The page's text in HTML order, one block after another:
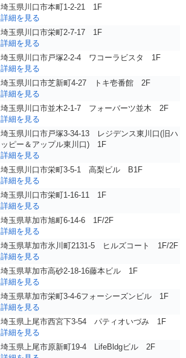
埼玉県川口市本町1-2-21 1F
詳細を見る
埼玉県川口市栄町2-7-17 1F
詳細を見る
埼玉県川口市戸塚2-2-4 ワコーラビスタ 1F
詳細を見る
埼玉県川口市芝新町4-27 トキ壱番館 2F
詳細を見る
埼玉県川口市並木2-1-7 フォーバーツ並木 2F
詳細を見る
埼玉県川口市戸塚3-34-13 レジデンス東川口(旧ハ
ッピー＆アップル東川口) 1F
詳細を見る
埼玉県川口市栄町3-5-1 高梨ビル B1F
詳細を見る
埼玉県川口市栄町1-16-11 1F
詳細を見る
埼玉県草加市旭町6-14-6 1F/2F
詳細を見る
埼玉県草加市氷川町2131-5 ヒルズコート 1F/2F
詳細を見る
埼玉県草加市高砂2-18-16藤本ビル 1F
詳細を見る
埼玉県草加市栄町3-4-6フォーシーズンビル 1F
詳細を見る
埼玉県上尾市西宮下3-54 パティオいづみ 1F
詳細を見る
埼玉県上尾市原新町19-4 LifeBldgビル 2F